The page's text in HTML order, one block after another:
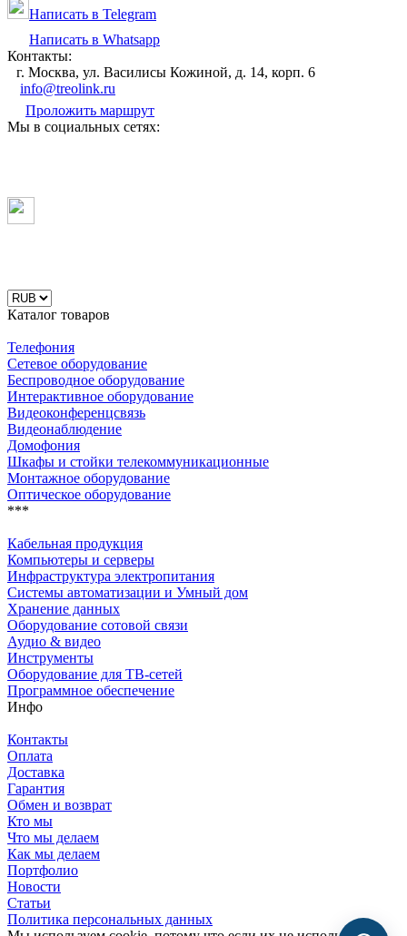
Написать в Telegram
Написать в Whatsapp
Контакты:
г. Москва, ул. Василисы Кожиной, д. 14, корп. 6
info@treolink.ru
Проложить маршрут
Мы в социальных сетях:
Каталог товаров
Телефония
Сетевое оборудование
Беспроводное оборудование
Интерактивное оборудование
Видеоконференцсвязь
Видеонаблюдение
Домофония
Шкафы и стойки телекоммуникационные
Монтажное оборудование
Оптическое оборудование
***
Кабельная продукция
Компьютеры и серверы
Инфраструктура электропитания
Системы автоматизации и Умный дом
Хранение данных
Оборудование сотовой связи
Аудио & видео
Инструменты
Оборудование для ТВ-сетей
Программное обеспечение
Инфо
Контакты
Оплата
Доставка
Гарантия
Обмен и возврат
Кто мы
Что мы делаем
Как мы делаем
Портфолио
Новости
Статьи
Политика персональных данных